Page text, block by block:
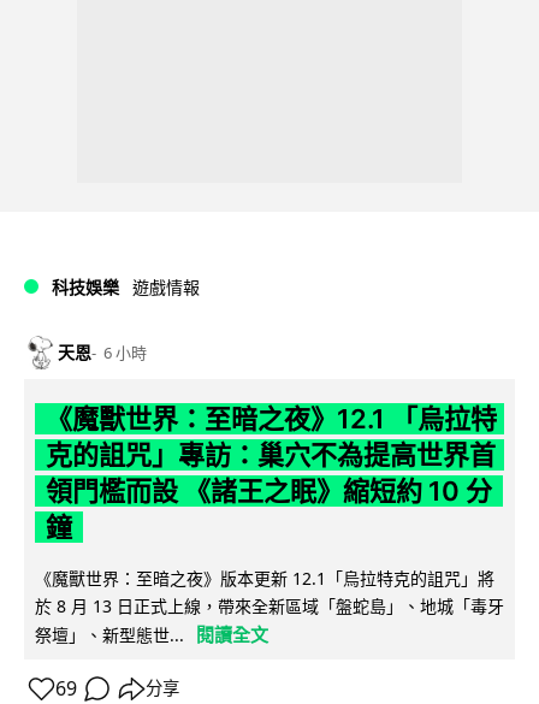
科技娛樂 遊戲情報
天恩 6 小時
《魔獸世界：至暗之夜》12.1 「烏拉特
克的詛咒」專訪：巢穴不為提高世界首
領門檻而設 《諸王之眠》縮短約 10 分
鐘
《魔獸世界：至暗之夜》版本更新 12.1「烏拉特克的詛咒」將
於 8 月 13 日正式上線，帶來全新區域「盤蛇島」、地城「毒牙
祭壇」、新型態世...
閱讀全文
69 分享